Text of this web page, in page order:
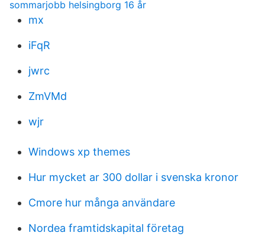
sommarjobb helsingborg 16 år
mx
iFqR
jwrc
ZmVMd
wjr
Windows xp themes
Hur mycket ar 300 dollar i svenska kronor
Cmore hur många användare
Nordea framtidskapital företag